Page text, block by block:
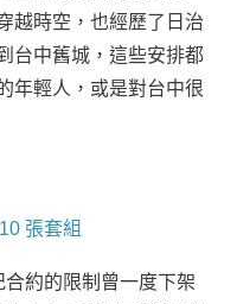
越時空，也經歷了日治
台中舊城，這些安排都
年輕人，或是對台中很
張套組
約的限制曾一度下架